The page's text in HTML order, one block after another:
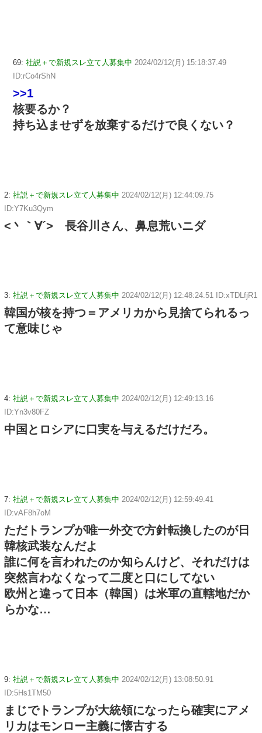
69: 社説＋で新規スレ立て人募集中 2024/02/12(月) 15:18:37.49
ID:rCo4rShN
>>1
核要るか？
持ち込ませずを放棄するだけで良くない？
2: 社説＋で新規スレ立て人募集中 2024/02/12(月) 12:44:09.75
ID:Y7Ku3Qym
<丶｀∀´> 長谷川さん、鼻息荒いニダ
3: 社説＋で新規スレ立て人募集中 2024/02/12(月) 12:48:24.51 ID:xTDLfjR1
韓国が核を持つ＝アメリカから見捨てられるっ
て意味じゃ
4: 社説＋で新規スレ立て人募集中 2024/02/12(月) 12:49:13.16
ID:Yn3v80FZ
中国とロシアに口実を与えるだけだろ。
7: 社説＋で新規スレ立て人募集中 2024/02/12(月) 12:59:49.41
ID:vAF8h7oM
ただトランプが唯一外交で方針転換したのが日
韓核武装なんだよ
誰に何を言われたのか知らんけど、それだけは
突然言わなくなって二度と口にしてない
欧州と違って日本（韓国）は米軍の直轄地だか
らかな…
9: 社説＋で新規スレ立て人募集中 2024/02/12(月) 13:08:50.91
ID:5Hs1TM50
まじでトランプが大統領になったら確実にアメ
リカはモンロー主義に懐古する